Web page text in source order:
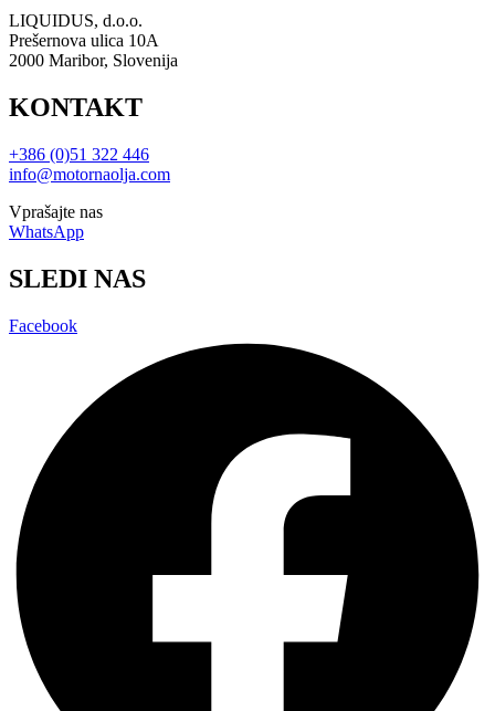
LIQUIDUS, d.o.o.
Prešernova ulica 10A
2000 Maribor, Slovenija
KONTAKT
+386 (0)51 322 446
info@motornaolja.com
Vprašajte nas
WhatsApp
SLEDI NAS
Facebook